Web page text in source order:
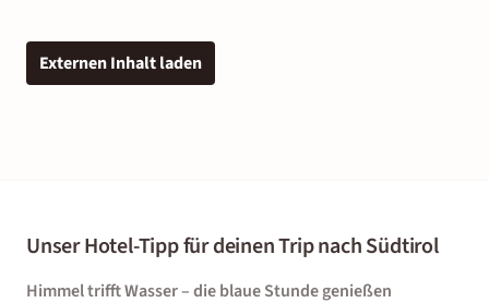
Externen Inhalt laden
Unser Hotel-Tipp für deinen Trip nach Südtirol
Himmel trifft Wasser – die blaue Stunde genießen